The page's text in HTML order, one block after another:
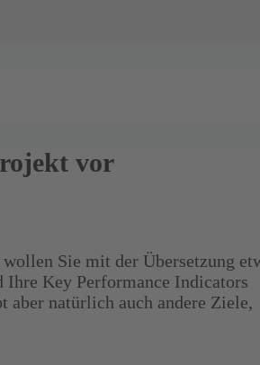
vor
Sie mit der Übersetzung
Ihre Key Performance Indicators
aber natürlich auch andere Ziele,